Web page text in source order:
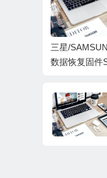
三星/
数据恢复固件
2AR10002-
603426不带